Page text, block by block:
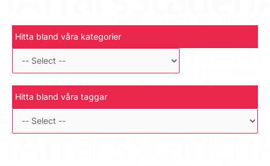
Hitta bland våra kategorier
Hitta bland våra taggar